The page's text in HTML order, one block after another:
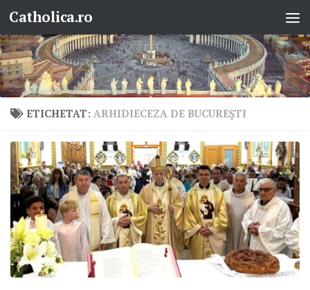
Skip to content
Catholica.ro
ETICHETAT: ARHIDIECEZA DE BUCUREȘTI